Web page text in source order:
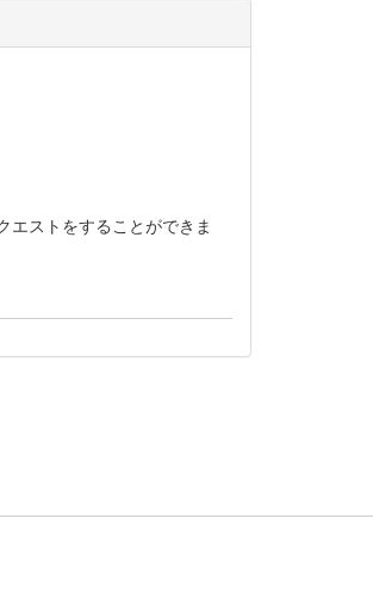
エストをすることができま